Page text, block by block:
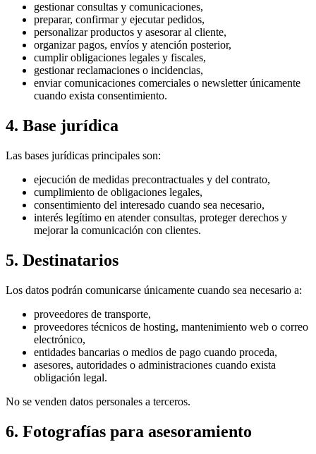
gestionar consultas y comunicaciones,
preparar, confirmar y ejecutar pedidos,
personalizar productos y asesorar al cliente,
organizar pagos, envíos y atención posterior,
cumplir obligaciones legales y fiscales,
gestionar reclamaciones o incidencias,
enviar comunicaciones comerciales o newsletter únicamente
cuando exista consentimiento.
4. Base jurídica
Las bases jurídicas principales son:
ejecución de medidas precontractuales y del contrato,
cumplimiento de obligaciones legales,
consentimiento del interesado cuando sea necesario,
interés legítimo en atender consultas, proteger derechos y
mejorar la comunicación con clientes.
5. Destinatarios
Los datos podrán comunicarse únicamente cuando sea necesario a:
proveedores de transporte,
proveedores técnicos de hosting, mantenimiento web o correo
electrónico,
entidades bancarias o medios de pago cuando proceda,
asesores, autoridades o administraciones cuando exista
obligación legal.
No se venden datos personales a terceros.
6. Fotografías para asesoramiento